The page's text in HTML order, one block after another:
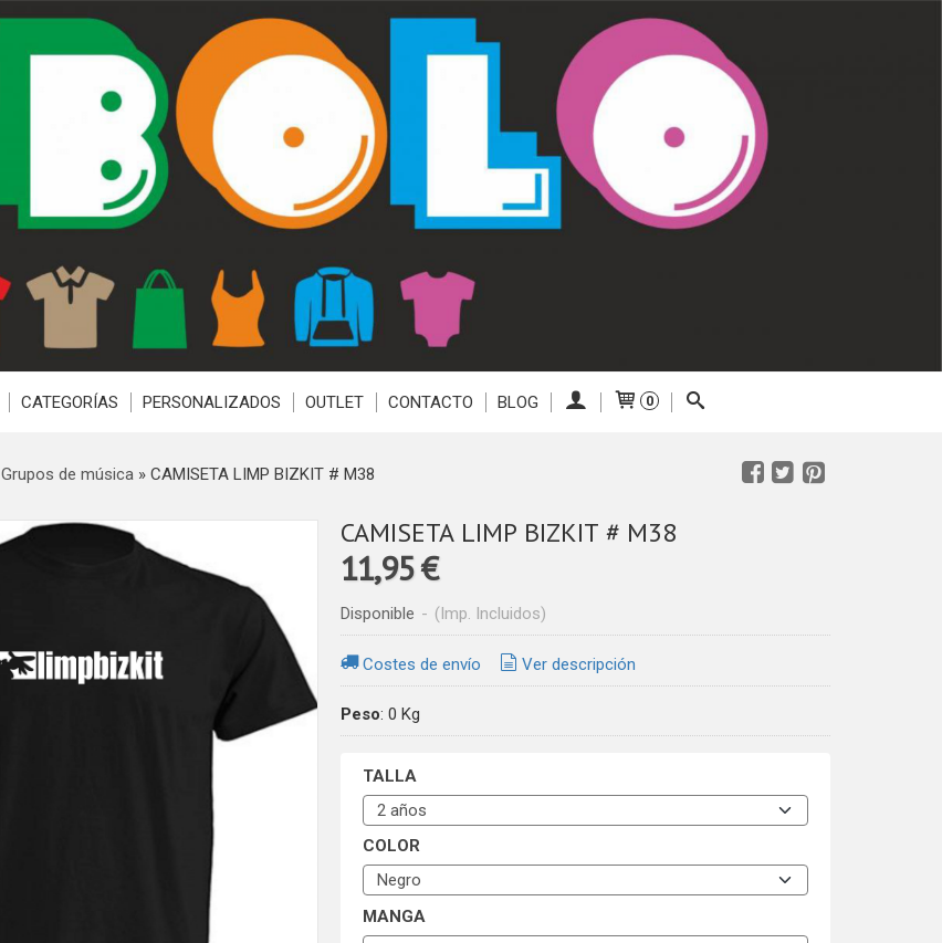
CATEGORÍAS PERSONALIZADOS OUTLET CONTACTO BLOG 0
Grupos de música» CAMISETA LIMP BIZKIT # M38
CAMISETA LIMP BIZKIT # M38
11,95 €
Disponible - (Imp. Incluidos)
Costes de envío Ver descripción
Peso: 0 Kg
TALLA
COLOR
MANGA